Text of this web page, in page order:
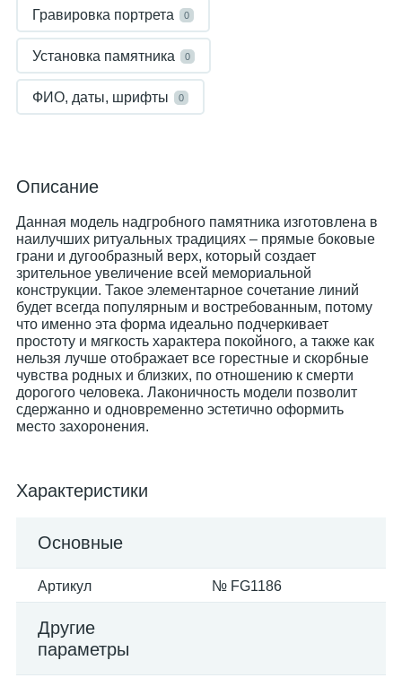
Гравировка портрета 0
Установка памятника 0
ФИО, даты, шрифты 0
Описание
Данная модель надгробного памятника изготовлена в
наилучших ритуальных традициях – прямые боковые
грани и дугообразный верх, который создает
зрительное увеличение всей мемориальной
конструкции. Такое элементарное сочетание линий
будет всегда популярным и востребованным, потому
что именно эта форма идеально подчеркивает
простоту и мягкость характера покойного, а также как
нельзя лучше отображает все горестные и скорбные
чувства родных и близких, по отношению к смерти
дорогого человека. Лаконичность модели позволит
сдержанно и одновременно эстетично оформить
место захоронения.
Характеристики
Основные
Артикул № FG1186
Другие
параметры